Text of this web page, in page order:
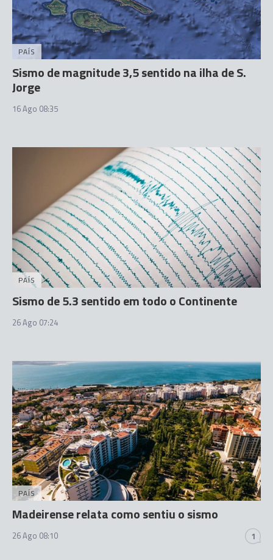
PAÍS
Sismo de magnitude 3,5 sentido na ilha de S.
Jorge
16 Ago 08:35
PAÍS
Sismo de 5.3 sentido em todo o Continente
26 Ago 07:24
PAÍS
Madeirense relata como sentiu o sismo
26 Ago 08:10 1